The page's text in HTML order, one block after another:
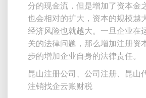
分的现金流，但是增加了资本金
也会相对的扩大，资本的规模越
经济风险也就越大。一旦企业在
关的法律问题，那么增加注册资
步的增加企业自身的法律责任。
昆山注册公司、公司注册、昆山
注销找企云账财税